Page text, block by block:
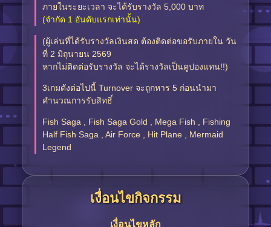
ภายในระยะเวลา จะได้รับรางวัล 5,000 บาท
(จำกัด 1 อันดับแรกเท่านั้น)
(ผู้เล่นที่ได้รับรางวัลเงินสด ต้องติดต่อขอรับภายใน วัน
ที่ 2 มิถุนายน 2569
หากไม่ติดต่อรับรางวัล จะได้รางวัลเป็นคูปองแทน!!)
3เกมดังต่อไปนี้ Turnover จะถูกหาร 5 ก่อนนำมา
คำนวณการรับสิทธิ์
Fish Saga , Fish Saga Gold , Mega Fish , Fishing
Half Fish Saga , Air Force , Hit Plane , Mermaid
Legend
เงื่อนไขกิจกรรม
เงื่อนไขหลัก